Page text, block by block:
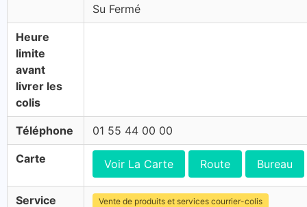
Su Fermé
Heure
limite
avant
livrer les
colis
Téléphone 01 55 44 00 00
Carte Voir La Carte Route Bureau
Service Vente de produits et services courrier-colis